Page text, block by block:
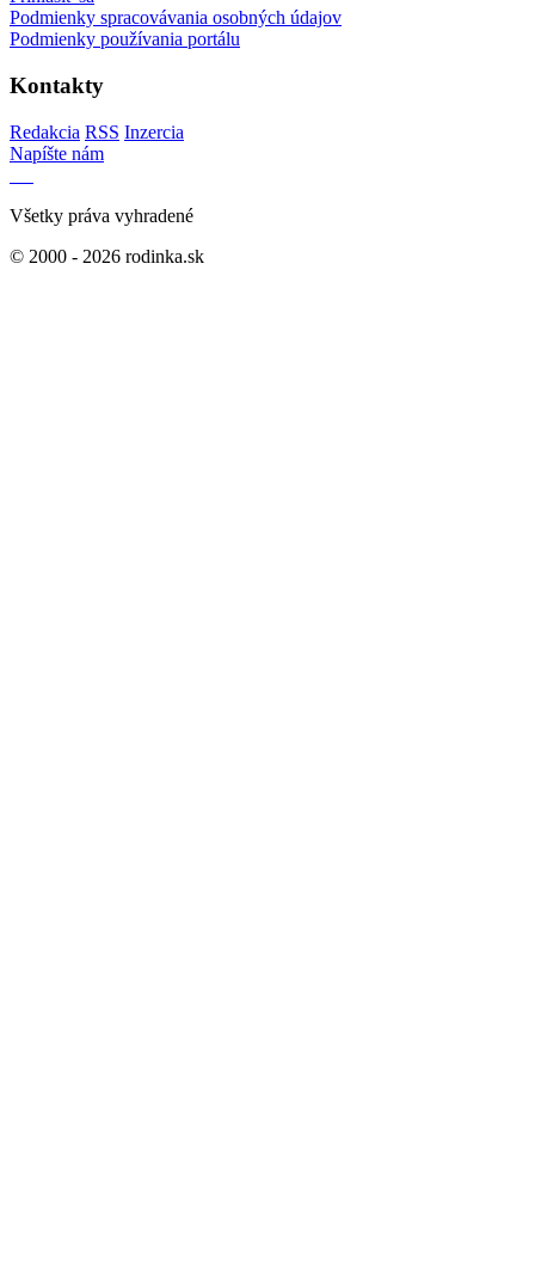
Podmienky spracovávania osobných údajov
Podmienky používania portálu
Kontakty
Redakcia RSS Inzercia
Napíšte nám
Všetky práva vyhradené
© 2000 - 2026 rodinka.sk